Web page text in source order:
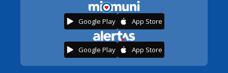
Google Play App Store
Google Play App Store